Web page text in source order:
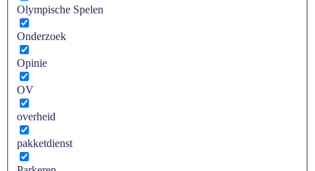
Olympische Spelen
Onderzoek
Opinie
OV
overheid
pakketdienst